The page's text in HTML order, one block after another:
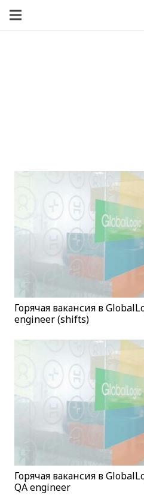
Горячая вакансия в
engineer (shifts)
Горячая вакансия в
QA engineer